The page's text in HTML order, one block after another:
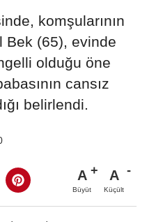
komşularının
Bek (65), evinde
olduğu öne
cansız
belirlendi.
A
Büyüt
A
Küçült